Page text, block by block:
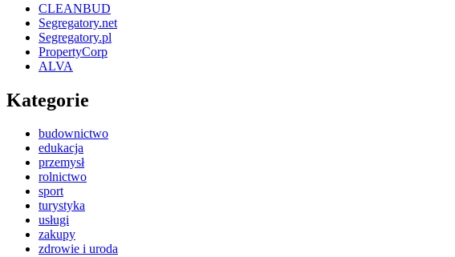
CLEANBUD
Segregatory.net
Segregatory.pl
PropertyCorp
ALVA
Kategorie
budownictwo
edukacja
przemysł
rolnictwo
sport
turystyka
usługi
zakupy
zdrowie i uroda